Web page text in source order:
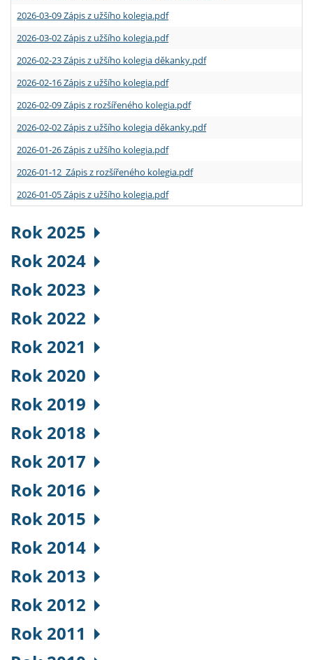
2026-03-09 Zápis z užšího kolegia.pdf
2026-03-02 Zápis z užšího kolegia.pdf
2026-02-23 Zápis z užšího kolegia děkanky.pdf
2026-02-16 Zápis z užšího kolegia.pdf
2026-02-09 Zápis z rozšířeného kolegia.pdf
2026-02-02 Zápis z užšího kolegia děkanky.pdf
2026-01-26 Zápis z užšího kolegia.pdf
2026-01-12 Zápis z rozšířeného kolegia.pdf
2026-01-05 Zápis z užšího kolegia.pdf
Rok 2025
Rok 2024
Rok 2023
Rok 2022
Rok 2021
Rok 2020
Rok 2019
Rok 2018
Rok 2017
Rok 2016
Rok 2015
Rok 2014
Rok 2013
Rok 2012
Rok 2011